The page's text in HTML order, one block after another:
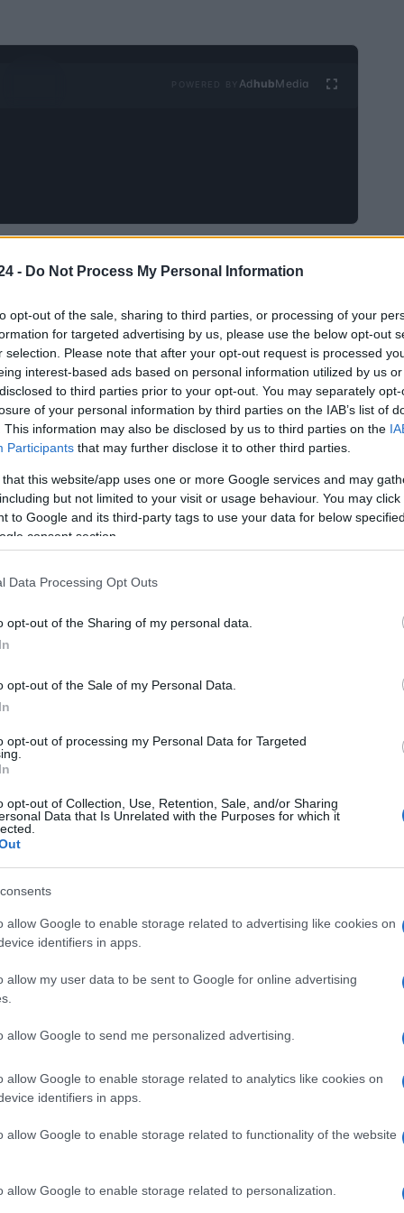
- Do Not Process My Personal Information
opt-out of the sale, sharing to third parties, or processing of your
for targeted advertising by us, please use the below opt-out
selection. Please note that after your opt-out request is processed
interest-based ads based on personal information utilized by us
to third parties prior to your opt-out. You may separately
of your personal information by third parties on the IAB’s list of
This information may also be disclosed by us to third parties on the
Participants that may further disclose it to other third parties.
that this website/app uses one or more Google services and may
but not limited to your visit or usage behaviour. You may
to Google and its third-party tags to use your data for below
consent section.
Data Processing Opt Outs
opt-out of the Sharing of my personal data.
opt-out of the Sale of my Personal Data.
opt-out of processing my Personal Data for Targeted
opt-out of Collection, Use, Retention, Sale, and/or Sharing
Data that Is Unrelated with the Purposes for which it
allow Google to enable storage related to advertising like cookies on
identifiers in apps.
allow my user data to be sent to Google for online advertising
allow Google to send me personalized advertising.
allow Google to enable storage related to analytics like cookies on
identifiers in apps.
allow Google to enable storage related to functionality of the website
allow Google to enable storage related to personalization.
Ad hubMedia
no solo resalta la rica tradición del aceite de oliva
como un punto de encuentro para productores,
la cultura
ideal para que los productores locales exhiban y
actividades, como
sobre las propiedades y beneficios delAOVE
sino que también promoverán el intercambio
un programa variado que promete diversión y
del aceite de oliva en la salud. También se
la conexión entre el arte y el cultivo del olivar,
en la Feria Provincial de Mujeres
noviembre
19ª Feria Provincial de